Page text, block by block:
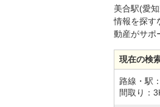
美合駅(愛
情報を探す
動産がサポ
現在の検
路線・駅
間取り：